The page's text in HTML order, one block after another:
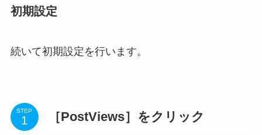
初期設定
続いて初期設定を行います。
STEP ［PostViews］をクリック